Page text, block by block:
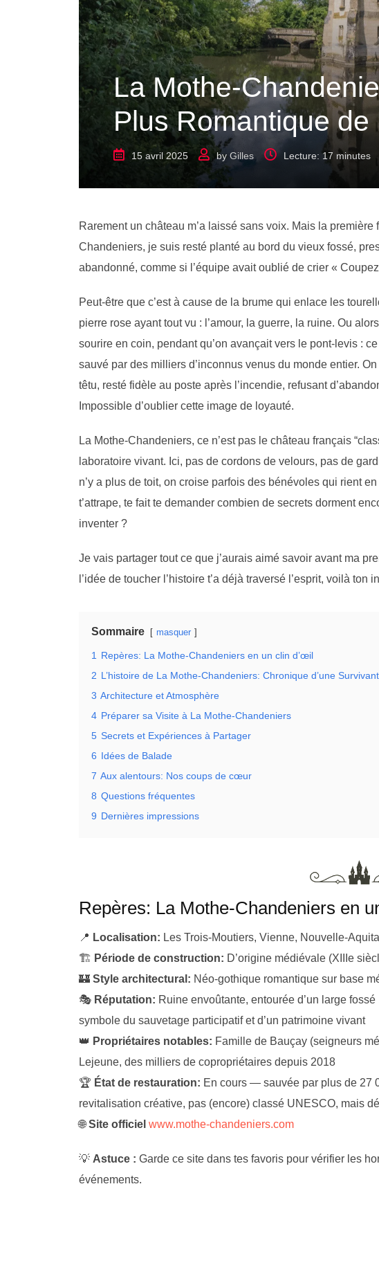
La Mothe-
Plus Romantique de
15 avril 2025 by Gilles Lecture: 17 minutes
Rarement un château m’a laissé sans voix. Mais la
Chandeniers, je suis resté planté au bord du vieux fossé,
abandonné, comme si l’équipe avait oublié de crier «
Peut-être que c’est à cause de la brume qui enlace les
pierre rose ayant tout vu : l’amour, la guerre, la ruine. Ou
sourire en coin, pendant qu’on avançait vers le pont-levis :
sauvé par des milliers d’inconnus venus du monde entier.
têtu, resté fidèle au poste après l’incendie, refusant
Impossible d’oublier cette image de loyauté.
La Mothe-Chandeniers, ce n’est pas le château français
laboratoire vivant. Ici, pas de cordons de velours, pas de
n’y a plus de toit, on croise parfois des bénévoles qui rient
t’attrape, te fait te demander combien de secrets dorment
inventer ?
Je vais partager tout ce que j’aurais aimé savoir avant ma
l’idée de toucher l’histoire t’a déjà traversé l’esprit, voilà ton
Sommaire masquer
1
Repères: La Mothe-Chandeniers en un clin d’œil
2 L’histoire de La Mothe-Chandeniers: Chronique d’une
3 Architecture et Atmosphère
4 Préparer sa Visite à La Mothe-Chandeniers
5 Secrets et Expériences à Partager
6 Idées de Balade
7 Aux alentours: Nos coups de cœur
8 Questions fréquentes
9 Dernières impressions
Repères: La Mothe-Chandeniers en
📍 Localisation: Les Trois-Moutiers, Vienne, Nouvelle-
🏗️ Période de construction: D’origine médiévale (XIIIe
🏰 Style architectural: Néo-gothique romantique sur base
🎭 Réputation: Ruine envoûtante, entourée d’un large
symbole du sauvetage participatif et d’un patrimoine vivant
👑 Propriétaires notables: Famille de Bauçay (seigneurs
Lejeune, des milliers de copropriétaires depuis 2018
🏆 État de restauration: En cours — sauvée par plus de 27
revitalisation créative, pas (encore) classé UNESCO, mais
🌐Site officiel www.mothe-chandeniers.com
💡 Astuce : Garde ce site dans tes favoris pour vérifier les
événements.